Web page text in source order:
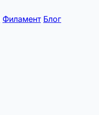
Филамент Блог